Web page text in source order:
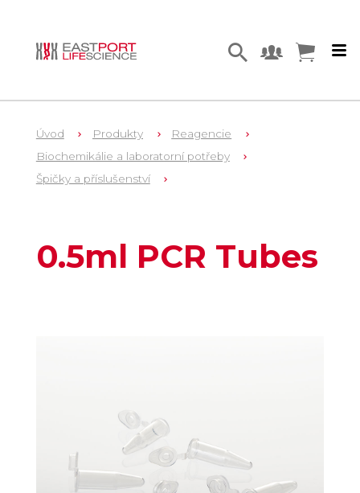
Úvod Produkty
Reagencie
Biochemikálie a laboratorní potřeby
Špičky a příslušenství
0.5ml PCR Tubes